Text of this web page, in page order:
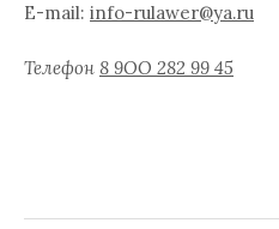
E-mail: info-rulawer@ya.ru
Телефон 8 9ОО 282 99 45